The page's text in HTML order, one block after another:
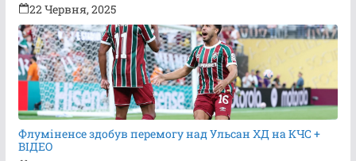
22 Червня, 2025
Флуміненсе здобув перемогу над Ульсан ХД на КЧС +
ВІДЕО